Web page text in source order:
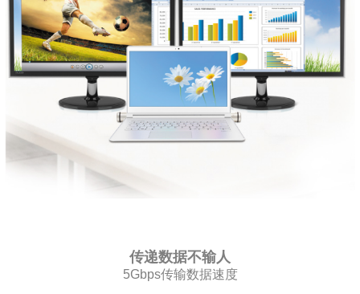
传递数据不输人
5Gbps传输数据速度